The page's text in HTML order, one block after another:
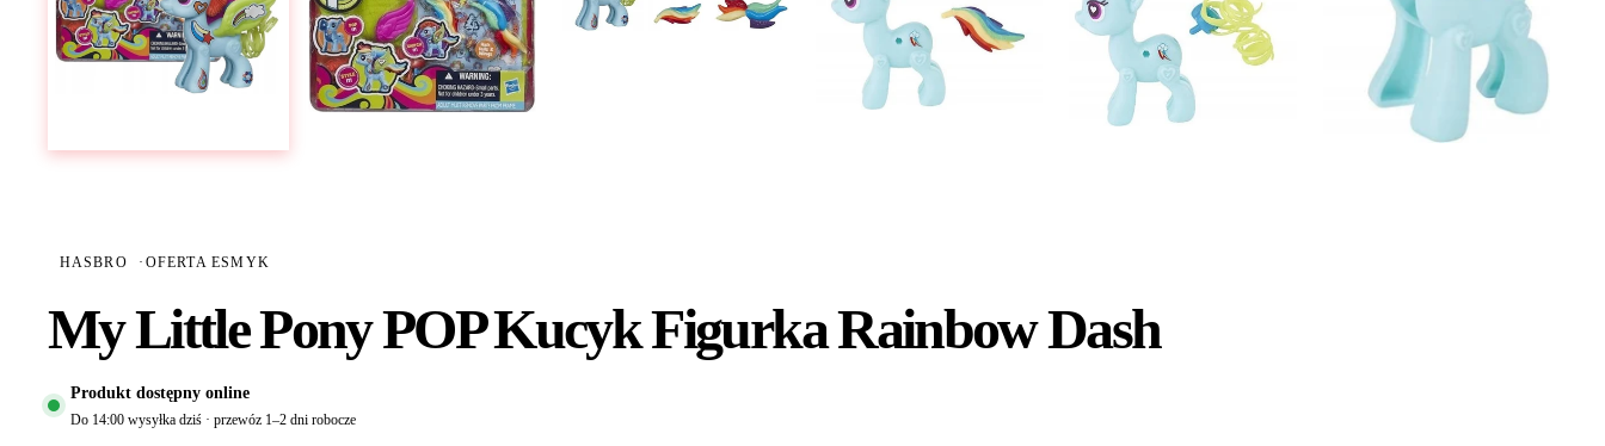
HASBRO · OFERTA ESMYK
My Little Pony POP Kucyk Figurka Rainbow Dash
Produkt dostępny online
Do 14:00 wysyłka dziś · przewóz 1–2 dni robocze